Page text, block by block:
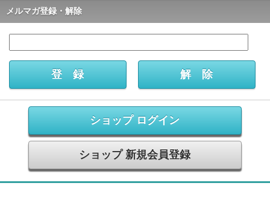
メルマガ登録・解除
ショップ ログイン
ショップ 新規会員登録